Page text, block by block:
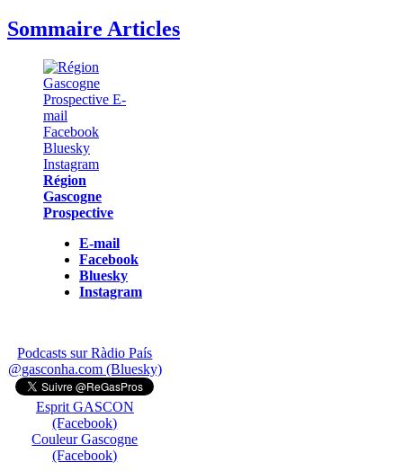
Sommaire Articles
Région
Gascogne
Prospective
E-mail
Facebook
Bluesky
Instagram
Podcasts sur Ràdio País
@gasconha.com (Bluesky)
Esprit GASCON
(Facebook)
Couleur Gascogne
(Facebook)